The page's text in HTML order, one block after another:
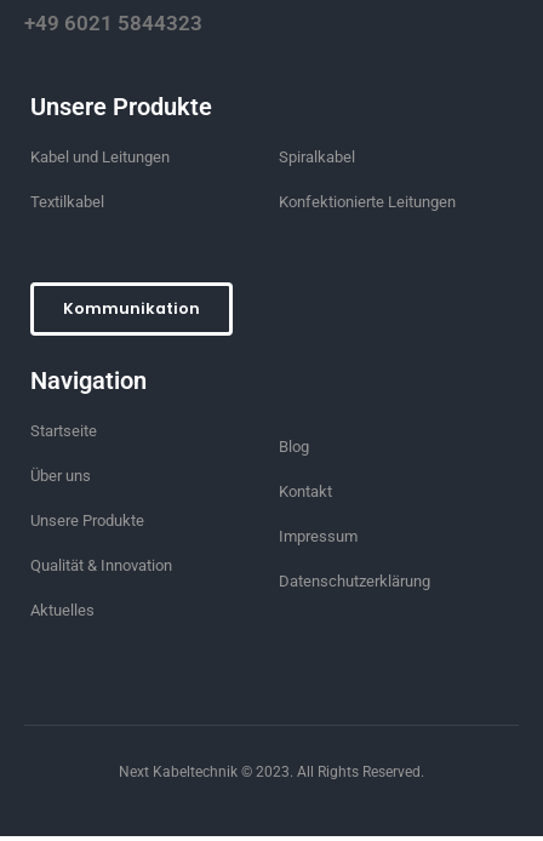
+49 6021 5844323
Unsere Produkte
Kabel und Leitungen
Textilkabel
Spiralkabel
Konfektionierte Leitungen
Kommunikation
Navigation
Startseite
Über uns
Unsere Produkte
Qualität & Innovation
Aktuelles
Blog
Kontakt
Impressum
Datenschutzerklärung
Next Kabeltechnik © 2023. All Rights Reserved.